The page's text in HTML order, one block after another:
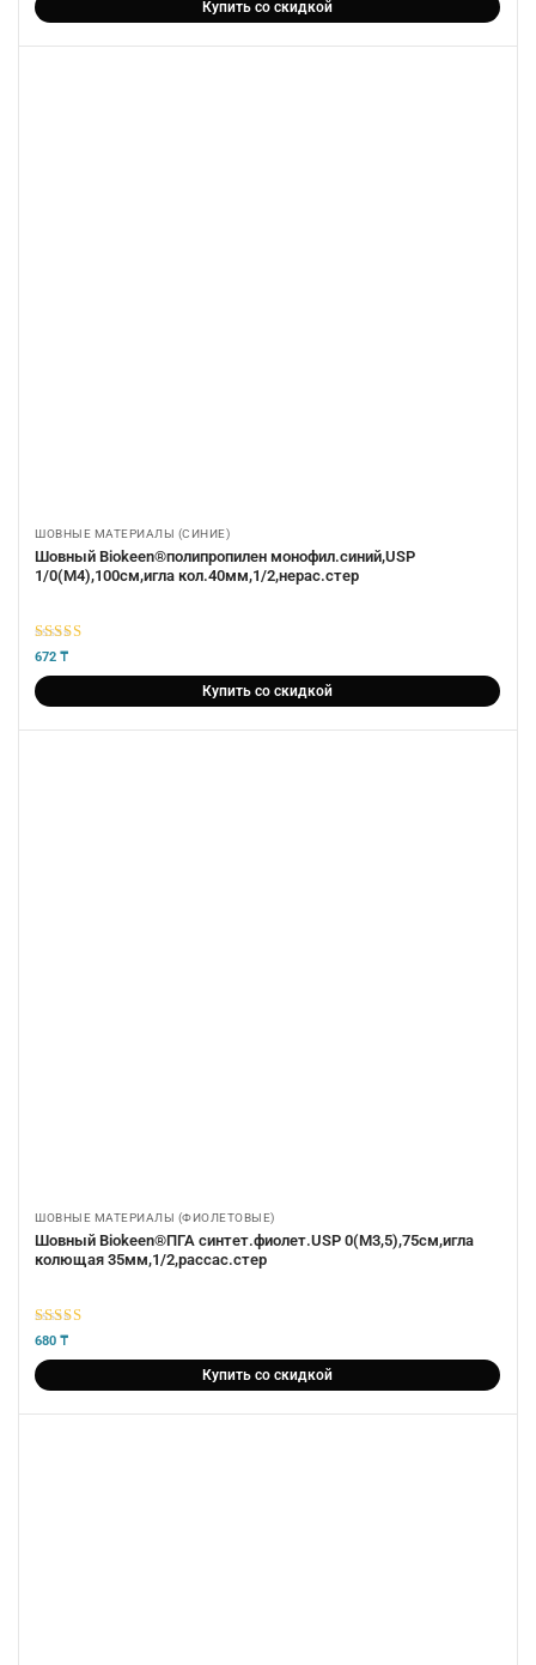
Купить со скидкой
ШОВНЫЕ МАТЕРИАЛЫ (СИНИЕ)
Шовный Biokeen®полипропилен монофил.синий,USP
1/0(М4),100см,игла кол.40мм,1/2,нерас.стер
5из 5
672 ₸
Купить со скидкой
ШОВНЫЕ МАТЕРИАЛЫ (ФИОЛЕТОВЫЕ)
Шовный Biokeen®ПГА синтет.фиолет.USP 0(М3,5),75см,игла
колющая 35мм,1/2,рассас.стер
5из 5
680 ₸
Купить со скидкой